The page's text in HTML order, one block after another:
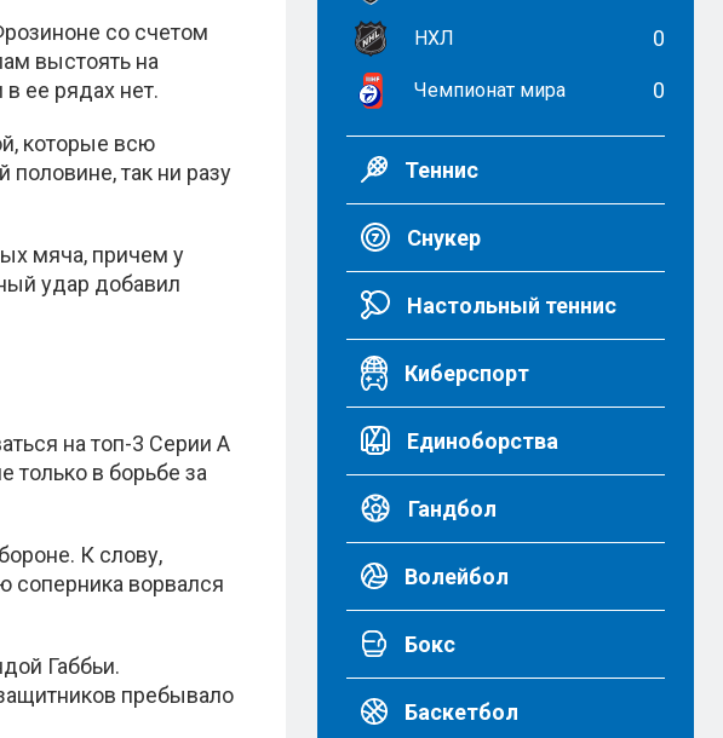
со счетом
выстоять на
в ее рядах нет.
которые всю
так ни разу
мяча, причем у
удар добавил
на топ-3 Серии А
в борьбе за
К слову,
соперника ворвался
Габбьи.
пребывало
НХЛ 0
Чемпионат мира 0
Теннис
Снукер
Настольный теннис
Киберспорт
Единоборства
Гандбол
Волейбол
Бокс
Баскетбол